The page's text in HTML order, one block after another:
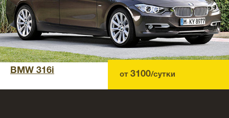
BMW 316i от 3100/сутки